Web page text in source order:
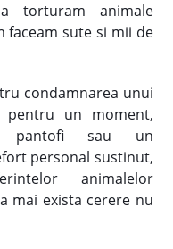
torturam animale
faceam sute si mii de
condamnarea unui
un moment,
pantofi sau un
personal sustinut,
animalelor
mai exista cerere nu